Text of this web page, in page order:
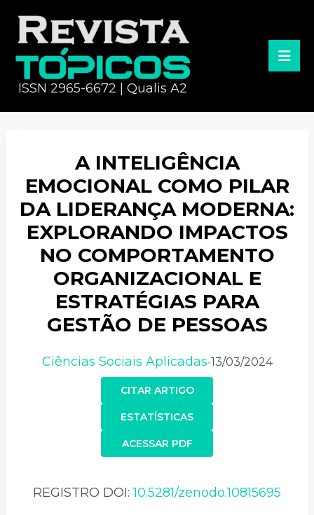
ISSN 2965-6672 | Qualis A2
A INTELIGÊNCIA
EMOCIONAL COMO PILAR
DA LIDERANÇA MODERNA:
EXPLORANDO IMPACTOS
NO COMPORTAMENTO
ORGANIZACIONAL E
ESTRATÉGIAS PARA
GESTÃO DE PESSOAS
Ciências Sociais Aplicadas•13/03/2024
CITAR ARTIGO
ACESSAR PDF
ESTATÍSTICAS
REGISTRO DOI:10.5281/zenodo.10815695